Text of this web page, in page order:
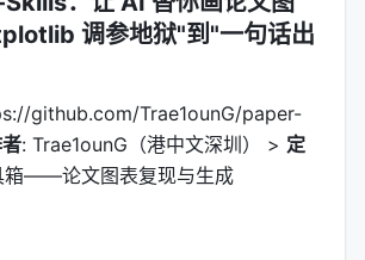
调参地狱"到"一句话出
github.com/Trae1ounG/paper-
: Trae1ounG（港中文深圳） > 定
箱——论文图表复现与生成